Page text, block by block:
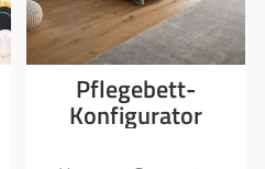
Pflegebett-
Konfigurator